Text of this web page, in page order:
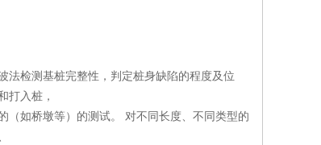
法检测基桩完整性，判定桩身缺陷的程度及位
打入桩，
（如桥墩等）的测试。 对不同长度、不同类型的